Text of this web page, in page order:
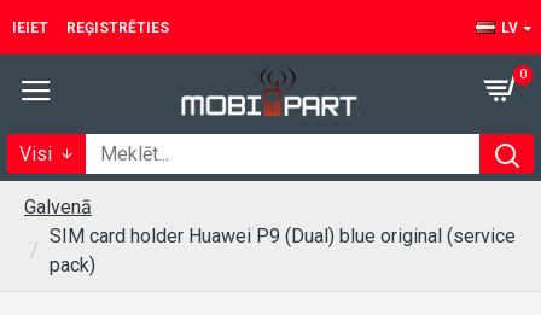
IEIET REĢISTRĒTIES LV
0
Visi
Galvenā
SIM card holder Huawei P9 (Dual) blue original (service
pack)